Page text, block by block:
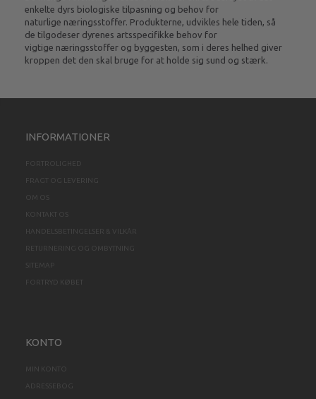
enkelte dyrs biologiske tilpasning og behov for
naturlige næringsstoffer. Produkterne, udvikles hele tiden, så
de tilgodeser dyrenes artsspecifikke behov for
vigtige næringsstoffer og byggesten, som i deres helhed giver
kroppen det den skal bruge for at holde sig sund og stærk.
INFORMATIONER
FORTROLIGHED
FRAGT OG LEVERING
OM OS
KONTAKT OS
HANDELSBETINGELSER & VILKÅR
RETURNERING OG OMBYTNING
SITEMAP
FORTRYD KØBET
KONTO
MIN KONTO
ADRESSEBOG